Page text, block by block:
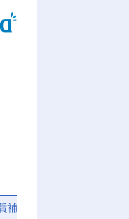
補助制度